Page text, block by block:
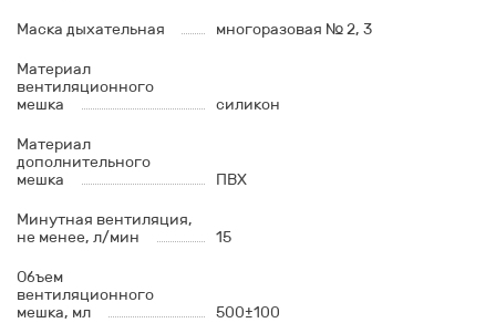
Маска дыхательная многоразовая № 2, 3
Материал
вентиляционного
мешка
силикон
Материал
дополнительного
мешка
ПВХ
Минутная вентиляция,
не менее, л/мин
15
Объем
вентиляционного
мешка, мл
500±100